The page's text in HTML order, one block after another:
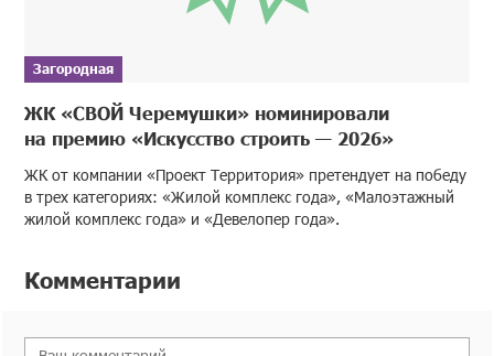
Загородная
ЖК «СВОЙ Черемушки» номинировали
на премию «Искусство строить — 2026»
ЖК от компании «Проект Территория» претендует на победу
в трех категориях: «Жилой комплекс года», «Малоэтажный
жилой комплекс года» и «Девелопер года».
Комментарии